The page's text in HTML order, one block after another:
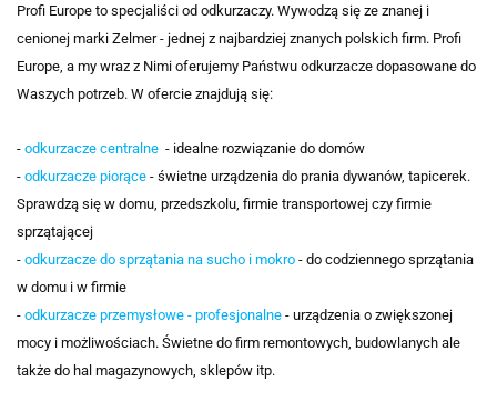
Profi Europe to specjaliści od odkurzaczy. Wywodzą się ze znanej i
cenionej marki Zelmer - jednej z najbardziej znanych polskich firm. Profi
Europe, a my wraz z Nimi oferujemy Państwu odkurzacze dopasowane do
Waszych potrzeb. W ofercie znajdują się:
- odkurzacze centralne - idealne rozwiązanie do domów
- odkurzacze piorące - świetne urządzenia do prania dywanów, tapicerek.
Sprawdzą się w domu, przedszkolu, firmie transportowej czy firmie
sprzątającej
- odkurzacze do sprzątania na sucho i mokro - do codziennego sprzątania
w domu i w firmie
- odkurzacze przemysłowe - profesjonalne - urządzenia o zwiększonej
mocy i możliwościach. Świetne do firm remontowych, budowlanych ale
także do hal magazynowych, sklepów itp.